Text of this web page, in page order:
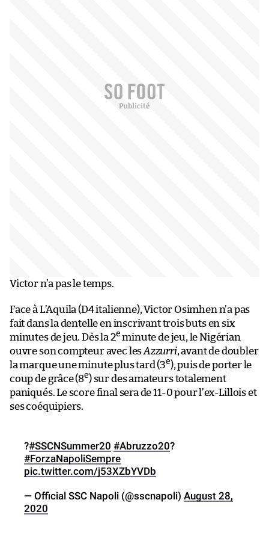
Victor n’a pas le temps.
Face à L’Aquila (D4 italienne), Victor Osimhen n’a pas
fait dans la dentelle en inscrivant trois buts en six
minutes de jeu. Dès la 2e minute de jeu, le Nigérian
ouvre son compteur avec lesAzzurri, avant de doubler
la marque une minute plus tard (3e), puis de porter le
coup de grâce (8e) sur des amateurs totalement
paniqués. Le score final sera de 11-0 pour l’ex-Lillois et
ses coéquipiers.
?#SSCNSummer20 #Abruzzo20?
#ForzaNapoliSempre
pic.twitter.com/j53XZbYVDb
— Official SSC Napoli (@sscnapoli) August 28,
2020